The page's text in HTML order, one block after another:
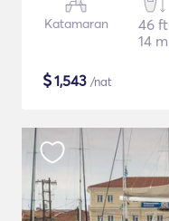
Katamaran
46 ft
14 m
$1,543 /nat